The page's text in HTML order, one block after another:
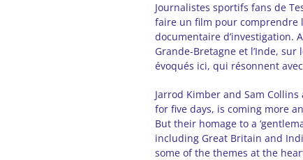
Journalistes sportifs fans de
faire un film pour comprendre
documentaire d’investigation.
Grande-Bretagne et l’Inde,
évoqués ici, qui résonnent
Jarrod Kimber and Sam
for five days, is coming more
But their homage to a
including Great Britain and
some of the themes at the